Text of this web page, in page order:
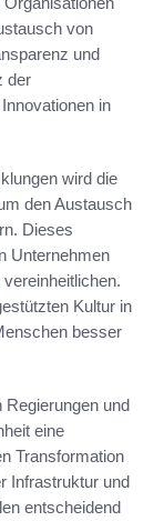
von
und
der
in
wird die
den Austausch
Dieses
Unternehmen
Kultur in
besser
und
eine
Transformation
Infrastruktur und
entscheidend